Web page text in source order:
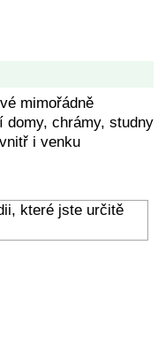
mimořádně
domy, chrámy, studny
i venku